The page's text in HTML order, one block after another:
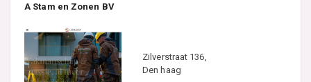
A Stam en Zonen BV
Zilverstraat 136,
Den haag